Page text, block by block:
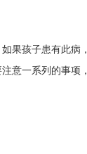
果孩子患有此病，
意一系列的事项，